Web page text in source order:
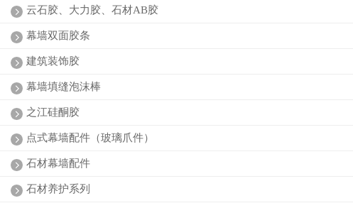
云石胶、大力胶、石材AB胶
幕墙双面胶条
建筑装饰胶
幕墙填缝泡沫棒
之江硅酮胶
点式幕墙配件（玻璃爪件）
石材幕墙配件
石材养护系列